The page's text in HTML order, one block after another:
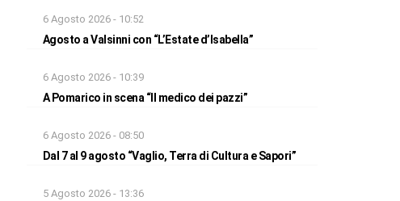
6 Agosto 2026 - 10:52
Agosto a Valsinni con “L’Estate d’Isabella”
6 Agosto 2026 - 10:39
A Pomarico in scena “Il medico dei pazzi”
6 Agosto 2026 - 08:50
Dal 7 al 9 agosto “Vaglio, Terra di Cultura e Sapori”
5 Agosto 2026 - 13:36